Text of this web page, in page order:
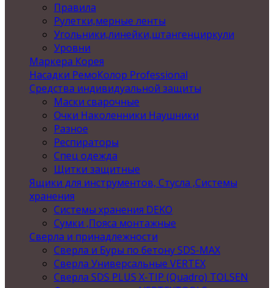
Правила
Рулетки,мерные ленты
Угольники,линейки,штангенциркули
Уровни
Маркера Корея
Насадки РемоКолор Professional
Средства индивидуальной защиты
Маски сварочные
Очки Наколенники Наушники
Разное
Респираторы
Спец одежда
Щитки защитные
Ящики для инструментов, Стусла ,Системы
хранения
Системы хранения DEKO
Сумки ,Пояса монтажные
Сверла и принадлежности
Сверла и Буры по бетону SDS-MAX
Сверла Универсальные VERTEX
Сверла SDS PLUS X-TIP (Quadro) TOLSEN